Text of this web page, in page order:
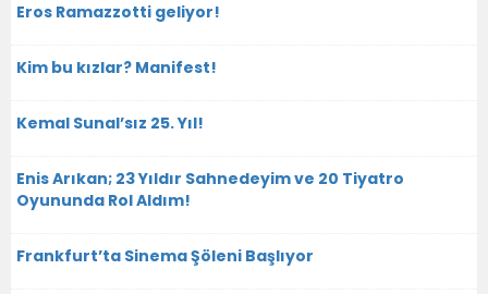
Eros Ramazzotti geliyor!
Kim bu kızlar? Manifest!
Kemal Sunal’sız 25. Yıl!
Enis Arıkan; 23 Yıldır Sahnedeyim ve 20 Tiyatro
Oyununda Rol Aldım!
Frankfurt’ta Sinema Şöleni Başlıyor